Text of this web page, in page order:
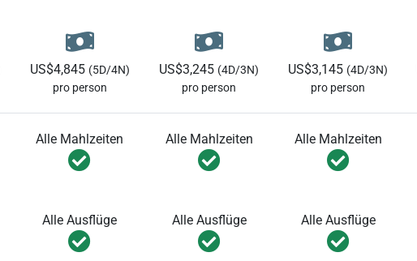
US$4,845 (5D/4N)
pro person
US$3,245 (4D/3N)
pro person
US$3,145 (4D/3N)
pro person
Alle Mahlzeiten Alle Mahlzeiten Alle Mahlzeiten
Alle Ausflüge Alle Ausflüge Alle Ausflüge